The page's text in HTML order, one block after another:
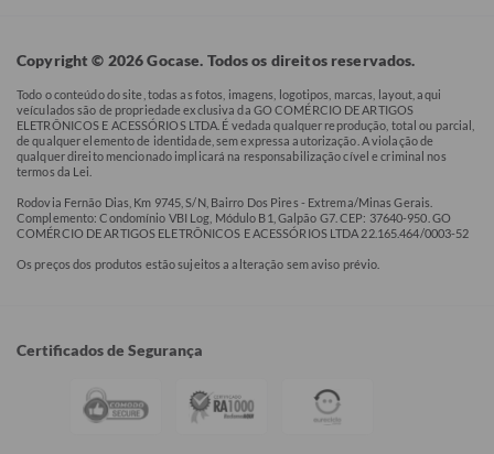
Copyright © 2026 Gocase. Todos os direitos reservados.
Todo o conteúdo do site, todas as fotos, imagens, logotipos, marcas, layout, aqui
veículados são de propriedade exclusiva da GO COMÉRCIO DE ARTIGOS
ELETRÔNICOS E ACESSÓRIOS LTDA. É vedada qualquer reprodução, total ou parcial,
de qualquer elemento de identidade, sem expressa autorização. A violação de
qualquer direito mencionado implicará na responsabilização cível e criminal nos
termos da Lei.
Rodovia Fernão Dias, Km 9745, S/N, Bairro Dos Pires - Extrema/Minas Gerais.
Complemento: Condomínio VBI Log, Módulo B1, Galpão G7. CEP: 37640-950. GO
COMÉRCIO DE ARTIGOS ELETRÔNICOS E ACESSÓRIOS LTDA 22.165.464/0003-52
Os preços dos produtos estão sujeitos a alteração sem aviso prévio.
Certificados de Segurança